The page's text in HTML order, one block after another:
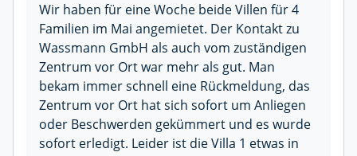
Wir haben für eine Woche beide Villen für 4
Familien im Mai angemietet. Der Kontakt zu
Wassmann GmbH als auch vom zuständigen
Zentrum vor Ort war mehr als gut. Man
bekam immer schnell eine Rückmeldung, das
Zentrum vor Ort hat sich sofort um Anliegen
oder Beschwerden gekümmert und es wurde
sofort erledigt. Leider ist die Villa 1 etwas in